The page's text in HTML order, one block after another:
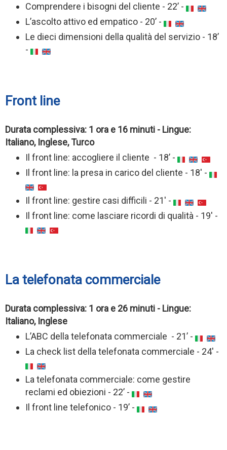
Comprendere i bisogni del cliente - 22’ -
L’ascolto attivo ed empatico - 20’ -
Le dieci dimensioni della qualità del servizio - 18’
-
Front line
Durata complessiva: 1 ora e 16 minuti - Lingue:
Italiano, Inglese, Turco
Il front line: accogliere il cliente - 18’ -
Il front line: la presa in carico del cliente - 18' -
Il front line: gestire casi difficili - 21' -
Il front line: come lasciare ricordi di qualità - 19' -
La telefonata commerciale
Durata complessiva: 1 ora e 26 minuti - Lingue:
Italiano, Inglese
L’ABC della telefonata commerciale - 21’ -
La check list della telefonata commerciale - 24' -
La telefonata commerciale: come gestire
reclami ed obiezioni - 22’ -
Il front line telefonico - 19’ -